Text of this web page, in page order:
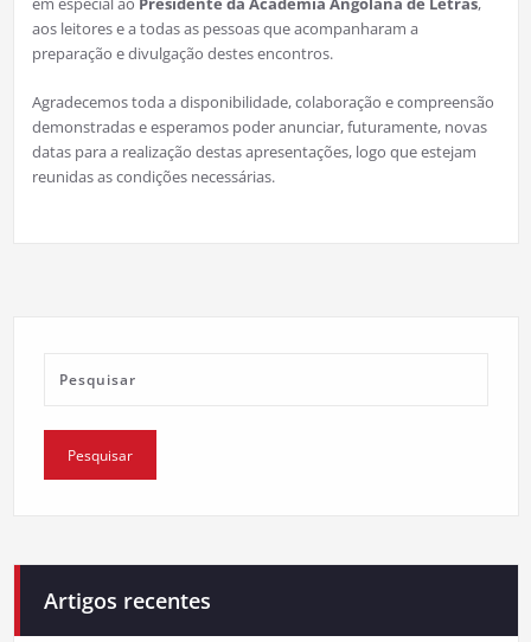
aos leitores e a todas as pessoas que acompanharam a
preparação e divulgação destes encontros.
Agradecemos toda a disponibilidade, colaboração e compreensão
demonstradas e esperamos poder anunciar, futuramente, novas
datas para a realização destas apresentações, logo que estejam
reunidas as condições necessárias.
Artigos recentes